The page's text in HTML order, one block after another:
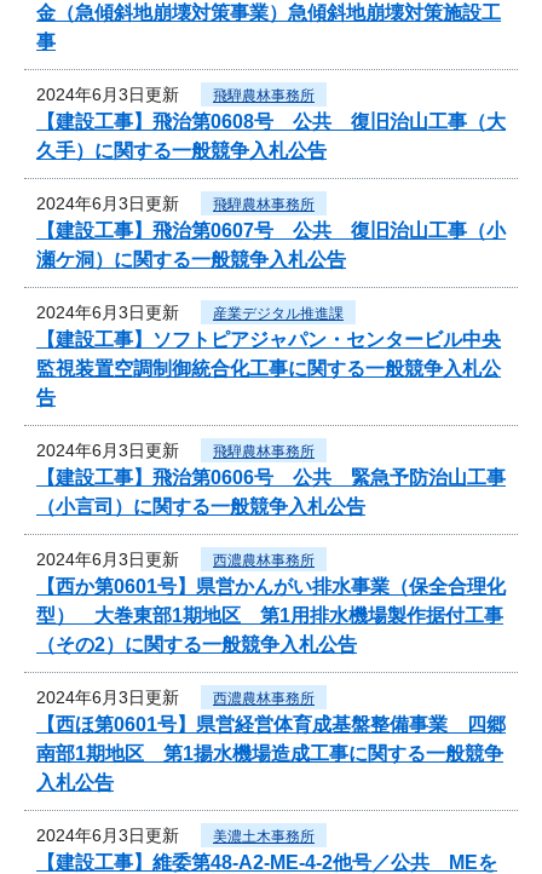
金（急傾斜地崩壊対策事業）急傾斜地崩壊対策施設工
事
2024年6月3日更新 飛騨農林事務所
【建設工事】飛治第0608号 公共 復旧治山工事（大
久手）に関する一般競争入札公告
2024年6月3日更新 飛騨農林事務所
【建設工事】飛治第0607号 公共 復旧治山工事（小
瀬ケ洞）に関する一般競争入札公告
2024年6月3日更新 産業デジタル推進課
【建設工事】ソフトピアジャパン・センタービル中央
監視装置空調制御統合化工事に関する一般競争入札公
告
2024年6月3日更新 飛騨農林事務所
【建設工事】飛治第0606号 公共 緊急予防治山工事
（小言司）に関する一般競争入札公告
2024年6月3日更新 西濃農林事務所
【西か第0601号】県営かんがい排水事業（保全合理化
型） 大巻東部1期地区 第1用排水機場製作据付工事
（その2）に関する一般競争入札公告
2024年6月3日更新 西濃農林事務所
【西ほ第0601号】県営経営体育成基盤整備事業 四郷
南部1期地区 第1揚水機場造成工事に関する一般競争
入札公告
2024年6月3日更新 美濃土木事務所
【建設工事】維委第48-A2-ME-4-2他号／公共 MEを